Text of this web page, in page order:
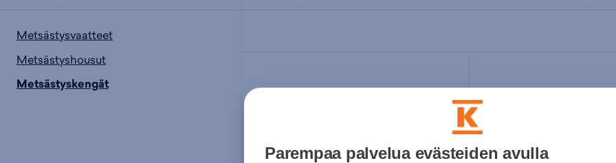
Metsästysvaatteet
Metsästyshousut
Metsästyskengät
Parempaa palvelua evästeiden avulla